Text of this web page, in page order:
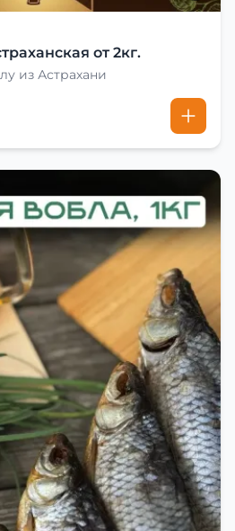
от 2кг.
из Астрахани